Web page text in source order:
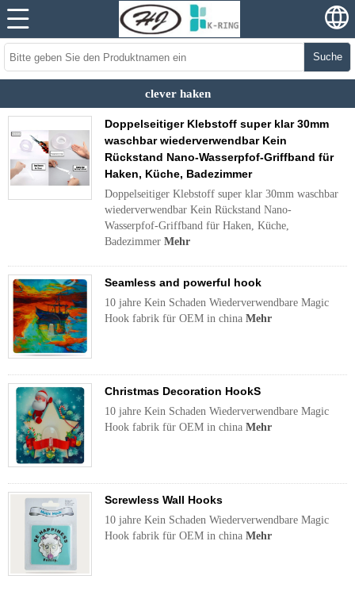
Suche
clever haken
Doppelseitiger Klebstoff super klar 30mm
waschbar wiederverwendbar Kein
Rückstand Nano-Wasserpfof-Griffband für
Haken, Küche, Badezimmer
Doppelseitiger Klebstoff super klar 30mm waschbar
wiederverwendbar Kein Rückstand Nano-
Wasserpfof-Griffband für Haken, Küche,
Badezimmer Mehr
Seamless and powerful hook
10 jahre Kein Schaden Wiederverwendbare Magic
Hook fabrik für OEM in china Mehr
Christmas Decoration HookS
10 jahre Kein Schaden Wiederverwendbare Magic
Hook fabrik für OEM in china Mehr
Screwless Wall Hooks
10 jahre Kein Schaden Wiederverwendbare Magic
Hook fabrik für OEM in china Mehr